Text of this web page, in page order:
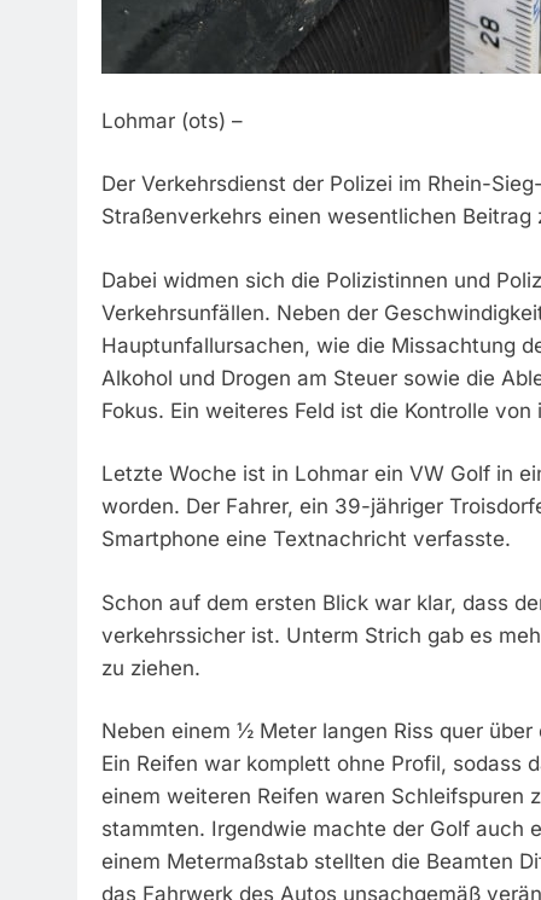
Lohmar (ots) –
Der Verkehrsdienst der Polizei im Rhein-
Straßenverkehrs einen wesentlichen
Dabei widmen sich die Polizistinnen und
Verkehrsunfällen. Neben der
Hauptunfallursachen, wie die Missachtung
Alkohol und Drogen am Steuer sowie die
Fokus. Ein weiteres Feld ist die Kontrolle
Letzte Woche ist in Lohmar ein VW Golf in
worden. Der Fahrer, ein 39-jähriger
Smartphone eine Textnachricht verfasste.
Schon auf dem ersten Blick war klar, dass
verkehrssicher ist. Unterm Strich gab es
zu ziehen.
Neben einem ½ Meter langen Riss quer
Ein Reifen war komplett ohne Profil, sodass
einem weiteren Reifen waren Schleifspuren
stammten. Irgendwie machte der Golf auch
einem Metermaßstab stellten die Beamten
das Fahrwerk des Autos unsachgemäß